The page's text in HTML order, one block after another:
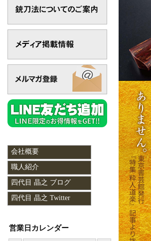
会社概要
職人紹介
四代目 晶之 ブログ
四代目 晶之 Twitter
営業日カレンダー